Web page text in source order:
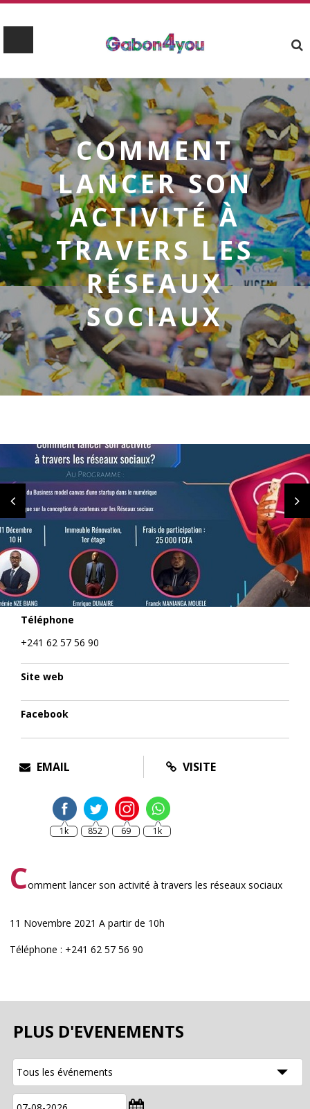
COMMENT
LANCER SON
ACTIVITÉ À
TRAVERS LES
RÉSEAUX
SOCIAUX
Téléphone
+241 62 57 56 90
Site web
Facebook
EMAIL VISITE
1k 852 69 1k
Comment lancer son activité à travers les réseaux sociaux
11 Novembre 2021 A partir de 10h
Téléphone : +241 62 57 56 90
PLUS D'EVENEMENTS